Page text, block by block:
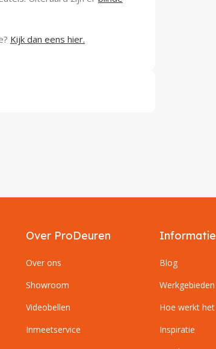
Kijk dan eens hier.
Over ProDeuren
Over ons
Showroom
Videobellen
Inmeetservice
Blog
Werkgebieden
Hoe werkt het
Inspiratie